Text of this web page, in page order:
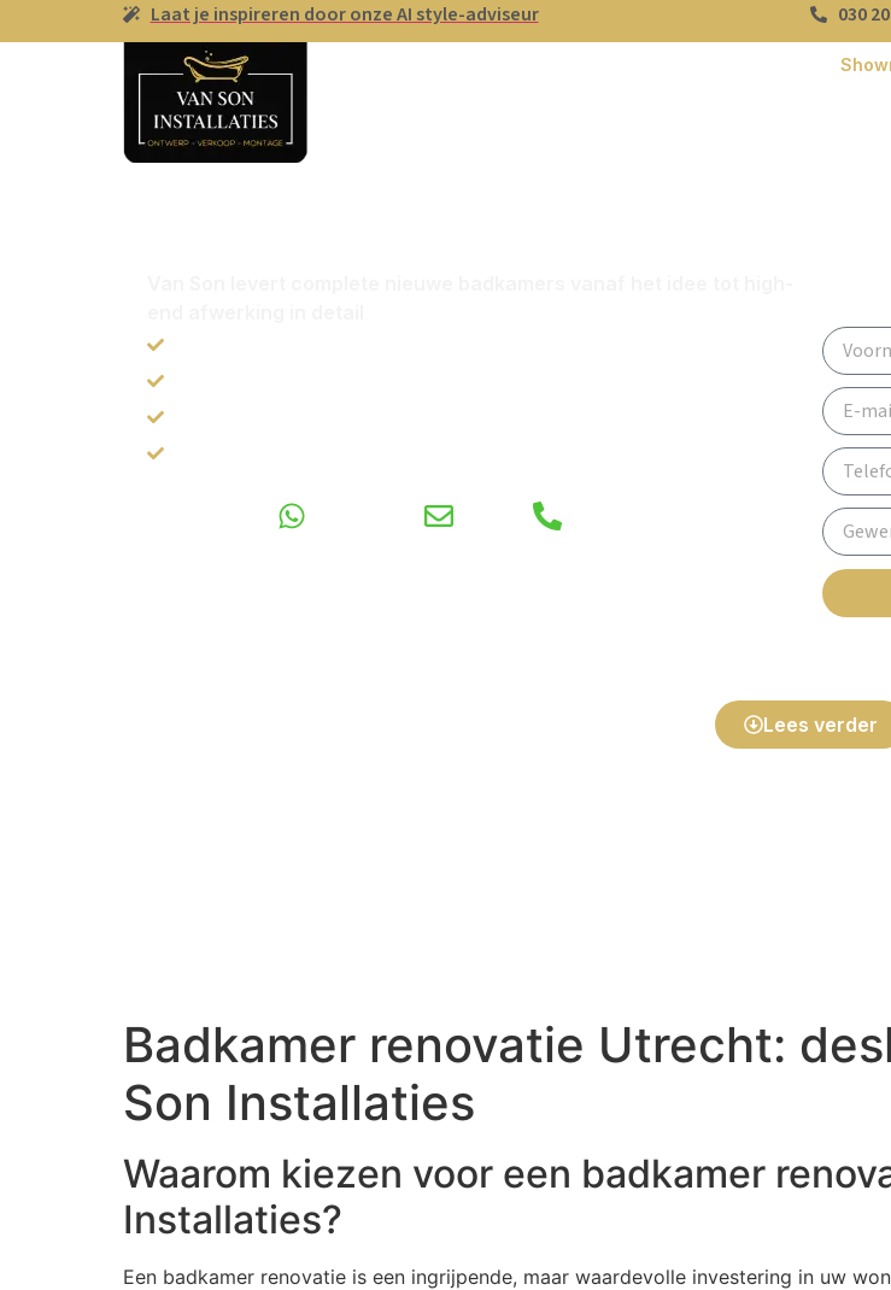
Laat je inspireren door onze AI style-adviseur 030
Lees verder
Badkamer renovatie Utrecht:
Son Installaties
Waarom kiezen voor een badkamer
Installaties?
Een badkamer renovatie is een ingrijpende, maar waardevolle investering in uw